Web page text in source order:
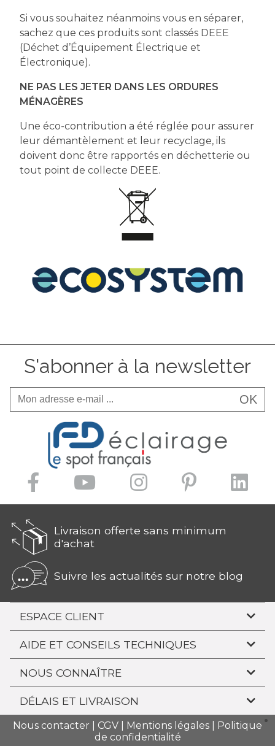
Si vous souhaitez néanmoins vous en séparer,
sachez que ces produits sont classés DEEE
(Déchet d’Équipement Électrique et
Électronique).
NE PAS LES JETER DANS LES ORDURES
MÉNAGÈRES
Une éco-contribution a été réglée pour assurer
leur démantèlement et leur recyclage, ils
doivent donc être rapportés en déchetterie ou
tout point de collecte DEEE.
S'abonner à la newsletter
OK
Livraison offerte sans minimum
d'achat
Suivre les actualités sur notre blog
ESPACE CLIENT
AIDE ET CONSEILS TECHNIQUES
NOUS CONNAÎTRE
DÉLAIS ET LIVRAISON
Nous contacter CGV Mentions légales
Politique
de confidentialité